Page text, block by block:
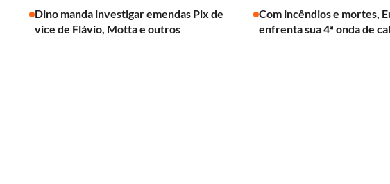
Dino manda investigar emendas Pix de
vice de Flávio, Motta e outros
Com incêndios e mortes,
enfrenta sua 4ª onda de